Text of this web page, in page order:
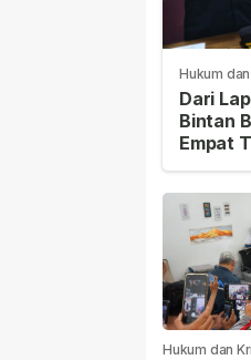
Hukum
Dari
Bintan
Empat
Hukum dan